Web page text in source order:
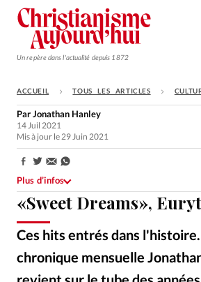
Un repère dans l'actualité depuis 1872
S'ABONNER
Monde
Opinions
Tous les articles
Faire un don
Emploi
ACCUEIL TOUS LES ARTICLES
«Sweet Dreams»,
Ces hits entrés dans l'histoire.
chronique mensuelle
ParJonathan Hanley
14 Juil 2021
Mis à jour le 29 Juin 2021
Partager:
Plus d’infos